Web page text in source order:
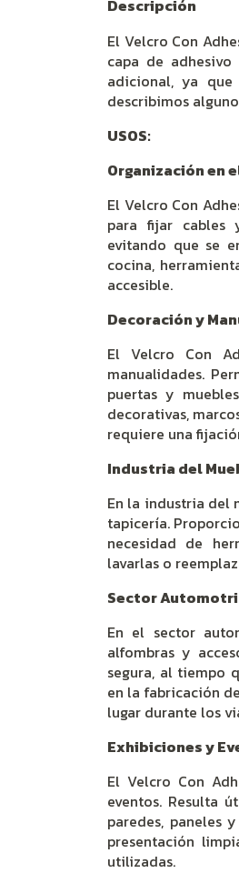
Descripción
El Velcro Con
capa de
adicional, ya que
describimos
USOS:
Organización en
El Velcro Con
para fijar cables
evitando que se
cocina,
accesible.
Decoración y
El Velcro Con
manualidades.
puertas y
decorativas,
requiere una
Industria del
En la industria del
tapicería.
necesidad de
lavarlas o
Sector
En el sector
alfombras y
segura, al tiempo
en la fabricación
lugar durante los
Exhibiciones y
El Velcro Con
eventos. Resulta
paredes, paneles
presentación
utilizadas.